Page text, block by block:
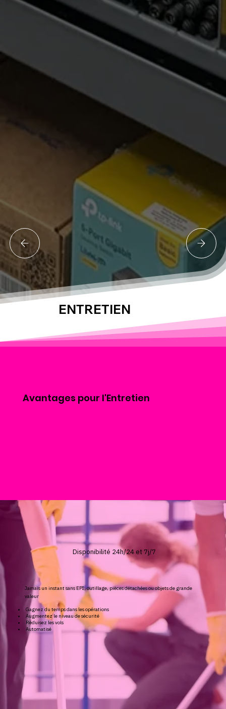
ENTRETIEN
Avantages pour l'Entretien
Disponibilité 24h/24 et 7j/7
Jamais un instant sans EPI, outillage, pièces détachées ou objets de grande
valeur
Gagnez du temps dans les opérations
Augmentez le niveau de sécurité
Réduisez les vols
Automatisé